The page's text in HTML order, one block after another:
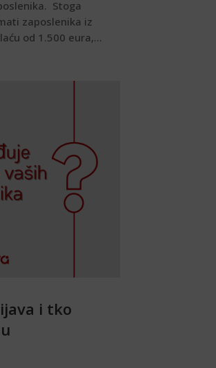
Stoga
zaposlenika iz
od 1.500 eura,...
i tko